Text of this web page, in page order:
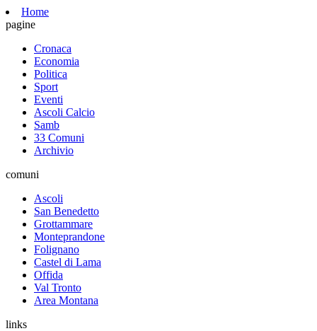
Home
pagine
Cronaca
Economia
Politica
Sport
Eventi
Ascoli Calcio
Samb
33 Comuni
Archivio
comuni
Ascoli
San Benedetto
Grottammare
Monteprandone
Folignano
Castel di Lama
Offida
Val Tronto
Area Montana
links